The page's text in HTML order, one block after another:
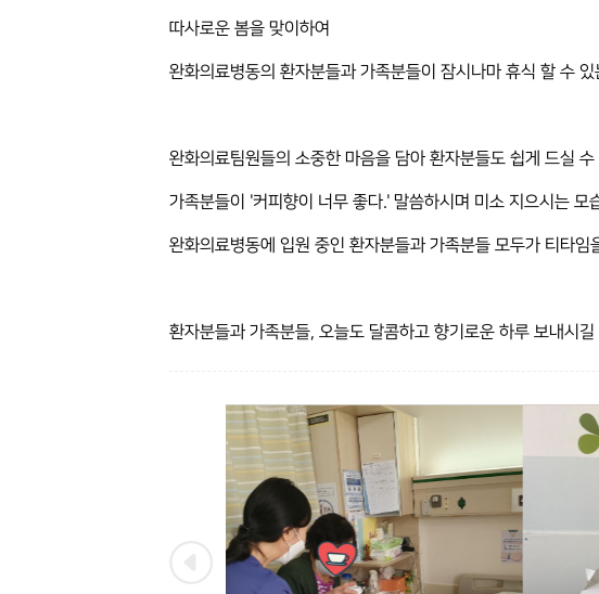
따사로운 봄을 맞이하여
완화의료병동의 환자분들과 가족분들이 잠시나마 휴식 할 수
완화의료팀원들의 소중한 마음을 담아 환자분들도 쉽게 드실
가족분들이 '커피향이 너무 좋다.' 말씀하시며 미소 지으시는
완화의료병동에 입원 중인 환자분들과 가족분들 모두가 티타
환자분들과 가족분들, 오늘도 달콤하고 향기로운 하루 보내시길